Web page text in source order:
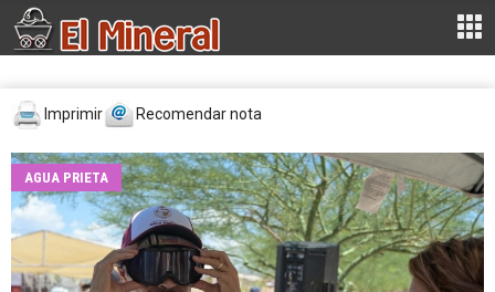
Imprimir Recomendar nota
AGUA PRIETA